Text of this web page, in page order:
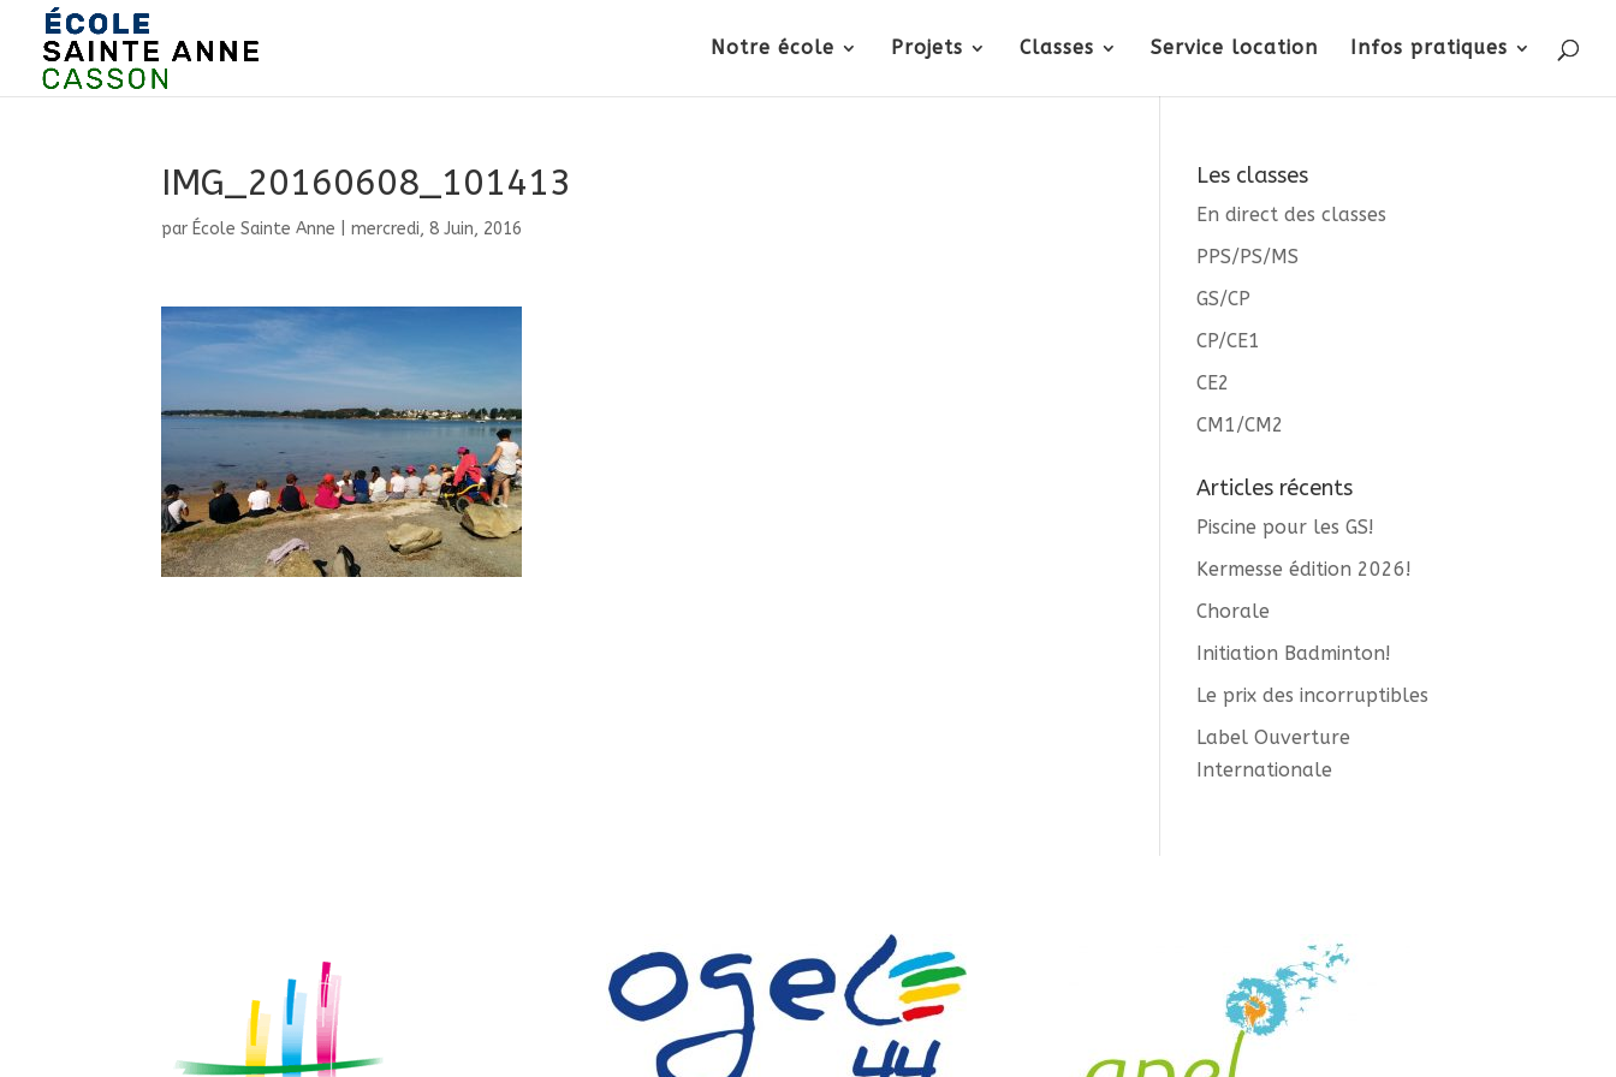
Notre école Projets Classes Service location Infos pratiques
IMG_20160608_101413
par École Sainte Anne |mercredi, 8 Juin, 2016
Les classes
En direct des classes
PPS/PS/MS
GS/CP
CP/CE1
CE2
CM1/CM2
Articles récents
Piscine pour les GS!
Kermesse édition 2026!
Chorale
Initiation Badminton!
Le prix des incorruptibles
Label Ouverture
Internationale